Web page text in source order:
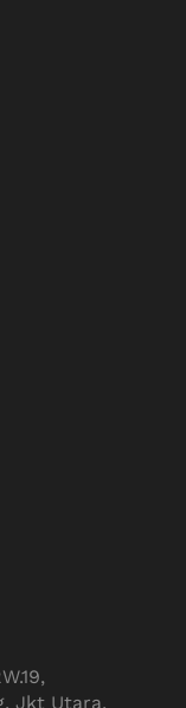
Jkt Utara,